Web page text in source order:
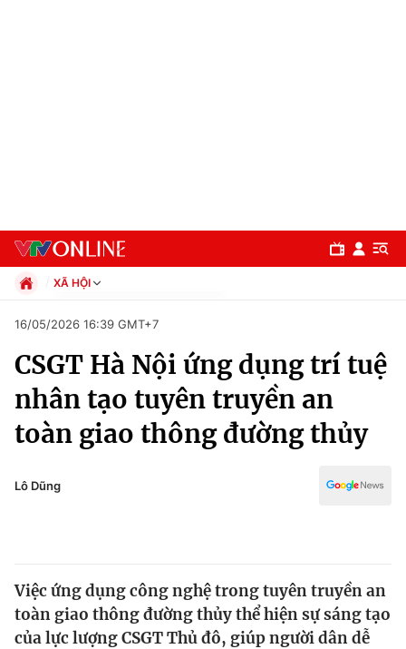
Chuyên mục
Chính trị
Thế giới
XÃ HỘI
Xã hội
Pháp luật
Thể thao
Truyền hình
Văn hóa - Giải trí
16/05/2026 16:39 GMT+7
CSGT Hà Nội ứng dụng trí tuệ
nhân tạo tuyên truyền an
toàn giao thông đường thủy
Lô Dũng
Việc ứng dụng công nghệ trong tuyên truyền an
toàn giao thông đường thủy thể hiện sự sáng tạo
của lực lượng CSGT Thủ đô, giúp người dân dễ